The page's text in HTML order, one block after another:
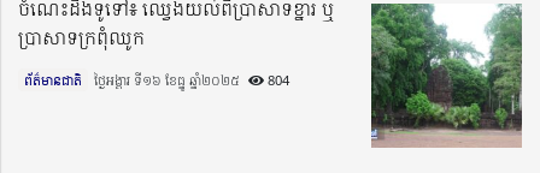
ចំណេះដឹងទូទៅ៖ ឈ្វេងយល់ពីប្រាសាទខ្នារ ឬ
ប្រាសាទក្រពុំឈូក
ព័ត៌មានជាតិ ថ្ងៃអង្គារ ទី១៦ ខែធ្នូ ឆ្នាំ២០២៥​ 804